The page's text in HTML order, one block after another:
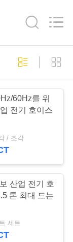
60Hz를 위
전기 호이스
/ 조각
산업 전기 호
톤 최대 드는
세트